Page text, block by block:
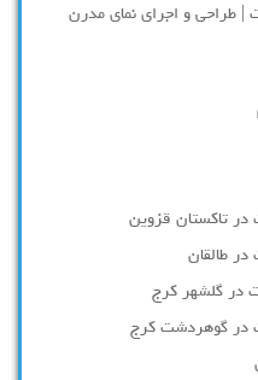
| طراحی و اجرای نمای مدرن
در تاکستان قزوین
طالقان
در گلشهر کرج
در گوهردشت کرج